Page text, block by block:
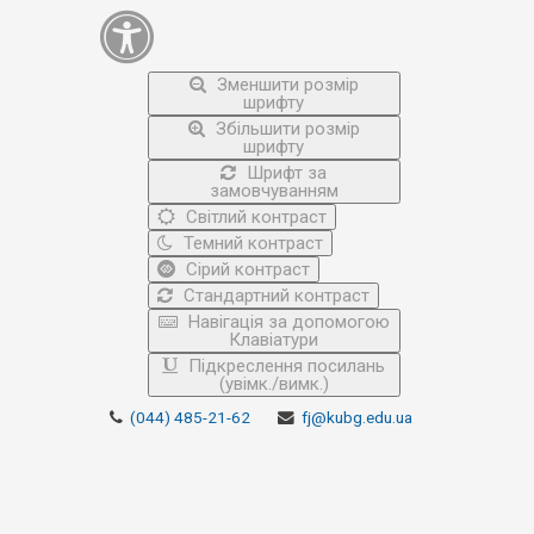
Зменшити розмір
шрифту
Збільшити розмір
шрифту
Шрифт за
замовчуванням
Світлий контраст
Темний контраст
Сірий контраст
Стандартний контраст
Навігація за допомогою
Клавіатури
Підкреслення посилань
(увімк./вимк.)
(044) 485-21-62 fj@kubg.edu.ua